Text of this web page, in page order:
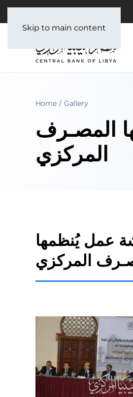
Skip to main content
Home Gallery
المصـرف
المركزي
عمل يُنظمها
المركزي